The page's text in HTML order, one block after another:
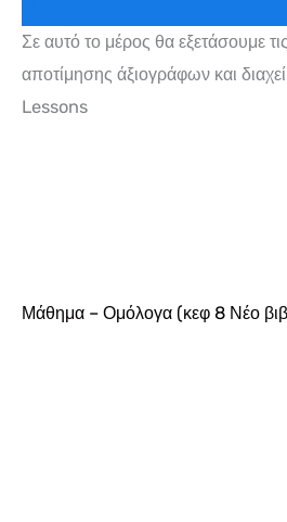
Σε αυτό το μέρος θα εξετάσουμε
αποτίμησης άξιογράφων και
Lessons
Μάθημα – Ομόλογα (κεφ 8 Νέο